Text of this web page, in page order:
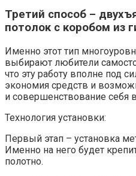
Третий способ –
потолок с коробом из
Именно этот тип
выбирают любители
что эту работу вполне под
экономия средств и
и совершенствование себя
Технология установки:
Первый этап – установка
Именно на него будет
полотно.